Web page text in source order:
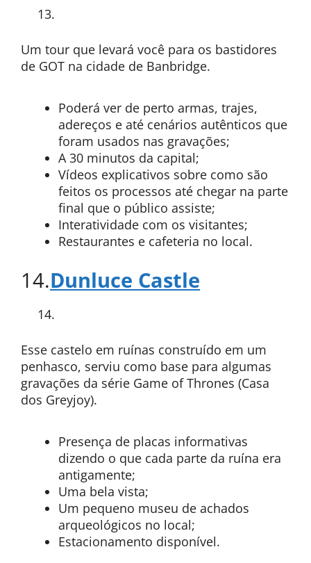
Um tour que levará você para os bastidores
de GOT na cidade de Banbridge.
Poderá ver de perto armas, trajes,
adereços e até cenários autênticos que
foram usados nas gravações;
A 30 minutos da capital;
Vídeos explicativos sobre como são
feitos os processos até chegar na parte
final que o público assiste;
Interatividade com os visitantes;
Restaurantes e cafeteria no local.
14.Dunluce Castle
Esse castelo em ruínas construído em um
penhasco, serviu como base para algumas
gravações da série Game of Thrones (Casa
dos Greyjoy).
Presença de placas informativas
dizendo o que cada parte da ruína era
antigamente;
Uma bela vista;
Um pequeno museu de achados
arqueológicos no local;
Estacionamento disponível.